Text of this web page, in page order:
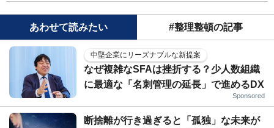
あわせて読みたい #整理整頓の記事
中堅企業にリーズナブルな新提案
なぜ複雑なSFAは挫折する？少人数組織
に最適な「名刺管理の延長」で進めるDX
Sponsored
断捨離が行き過ぎると「孤独」な未来が